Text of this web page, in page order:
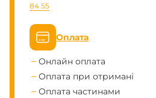
84 55
Оплата
Онлайн оплата
Оплата при отримані
Оплата частинами